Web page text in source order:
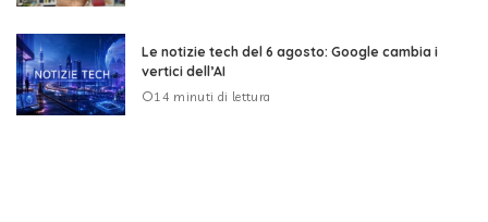
Le notizie tech del 6 agosto: Google cambia i
vertici dell’AI
14 minuti di lettura